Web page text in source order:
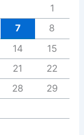
1
7
8
14
15
21
22
28
29